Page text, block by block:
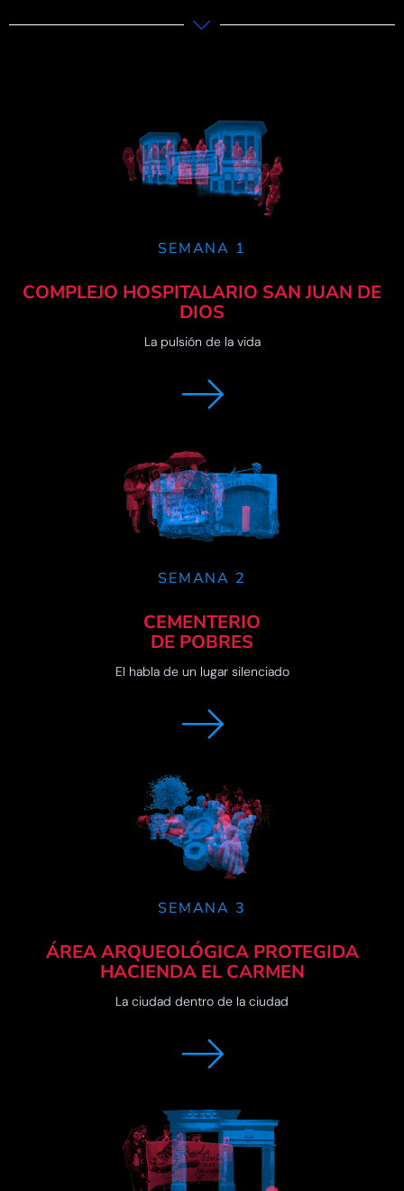
SEMANA 1
COMPLEJO HOSPITALARIO SAN JUAN DE
DIOS
La pulsión de la vida
SEMANA 2
CEMENTERIO
DE POBRES
El habla de un lugar silenciado
SEMANA 3
ÁREA ARQUEOLÓGICA PROTEGIDA
HACIENDA EL CARMEN​
La ciudad dentro de la ciudad